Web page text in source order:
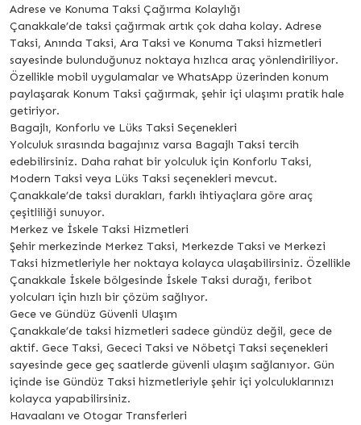
Adrese ve Konuma Taksi Çağırma Kolaylığı
Çanakkale’de taksi çağırmak artık çok daha kolay. Adrese
Taksi, Anında Taksi, Ara Taksi ve Konuma Taksi hizmetleri
sayesinde bulunduğunuz noktaya hızlıca araç yönlendiriliyor.
Özellikle mobil uygulamalar ve WhatsApp üzerinden konum
paylaşarak Konum Taksi çağırmak, şehir içi ulaşımı pratik hale
getiriyor.
Bagajlı, Konforlu ve Lüks Taksi Seçenekleri
Yolculuk sırasında bagajınız varsa Bagajlı Taksi tercih
edebilirsiniz. Daha rahat bir yolculuk için Konforlu Taksi,
Modern Taksi veya Lüks Taksi seçenekleri mevcut.
Çanakkale’de taksi durakları, farklı ihtiyaçlara göre araç
çeşitliliği sunuyor.
Merkez ve İskele Taksi Hizmetleri
Şehir merkezinde Merkez Taksi, Merkezde Taksi ve Merkezi
Taksi hizmetleriyle her noktaya kolayca ulaşabilirsiniz. Özellikle
Çanakkale İskele bölgesinde İskele Taksi durağı, feribot
yolcuları için hızlı bir çözüm sağlıyor.
Gece ve Gündüz Güvenli Ulaşım
Çanakkale’de taksi hizmetleri sadece gündüz değil, gece de
aktif. Gece Taksi, Gececi Taksi ve Nöbetçi Taksi seçenekleri
sayesinde gece geç saatlerde güvenli ulaşım sağlanıyor. Gün
içinde ise Gündüz Taksi hizmetleriyle şehir içi yolculuklarınızı
kolayca yapabilirsiniz.
Havaalanı ve Otogar Transferleri